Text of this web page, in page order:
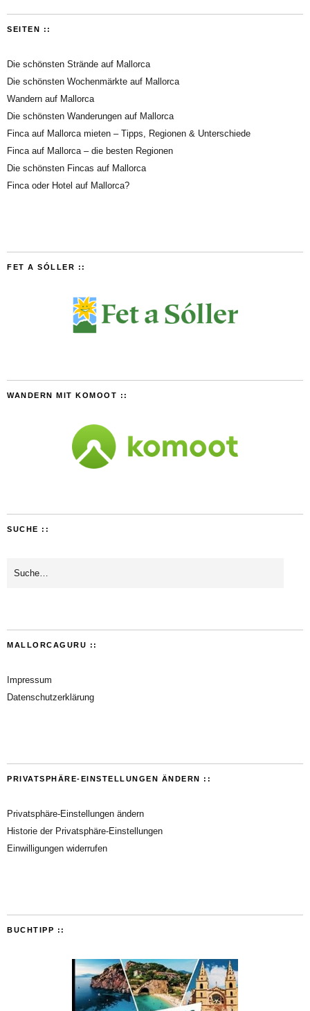
SEITEN ::
Die schönsten Strände auf Mallorca
Die schönsten Wochenmärkte auf Mallorca
Wandern auf Mallorca
Die schönsten Wanderungen auf Mallorca
Finca auf Mallorca mieten – Tipps, Regionen & Unterschiede
Finca auf Mallorca – die besten Regionen
Die schönsten Fincas auf Mallorca
Finca oder Hotel auf Mallorca?
FET A SÓLLER ::
WANDERN MIT KOMOOT ::
SUCHE ::
MALLORCAGURU ::
Impressum
Datenschutzerklärung
PRIVATSPHÄRE-EINSTELLUNGEN ÄNDERN ::
Privatsphäre-Einstellungen ändern
Historie der Privatsphäre-Einstellungen
Einwilligungen widerrufen
BUCHTIPP ::